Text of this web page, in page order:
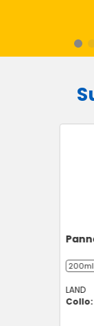
LAND